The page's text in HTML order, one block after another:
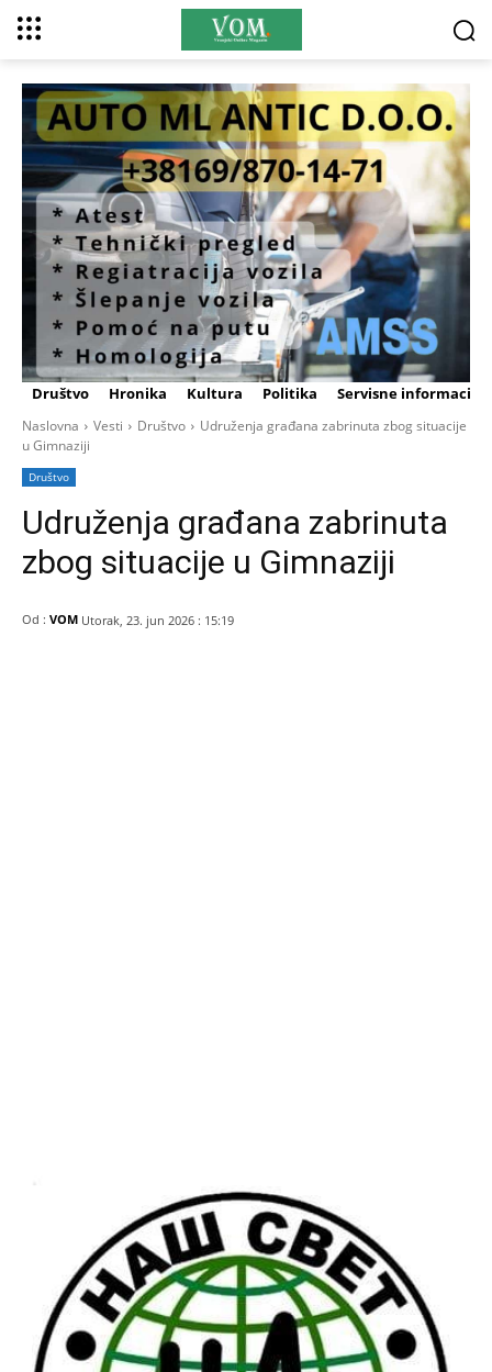
Društvo Hronika Kultura Politika Servisne informacije
Naslovna Vesti Društvo
Udruženja građana zabrinuta zbog situacije
u Gimnaziji
Društvo
Udruženja građana zabrinuta
zbog situacije u Gimnaziji
Od : VOM Utorak, 23. jun 2026 : 15:19